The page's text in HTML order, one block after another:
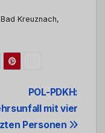
Kreuznach,
POL-PDKH:
mit vier
Personen